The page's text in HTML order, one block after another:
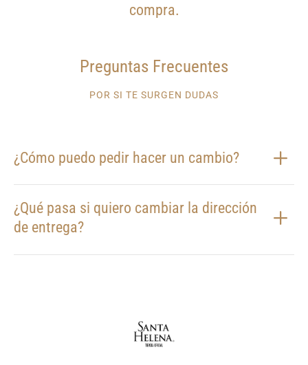
compra.
Preguntas Frecuentes
POR SI TE SURGEN DUDAS
¿Cómo puedo pedir hacer un cambio?
¿Qué pasa si quiero cambiar la dirección
de entrega?